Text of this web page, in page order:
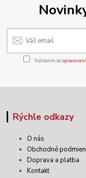
Súhlasím so
Rýchle odkazy
O nás
Obchodné
Doprava a platba
Kontakt